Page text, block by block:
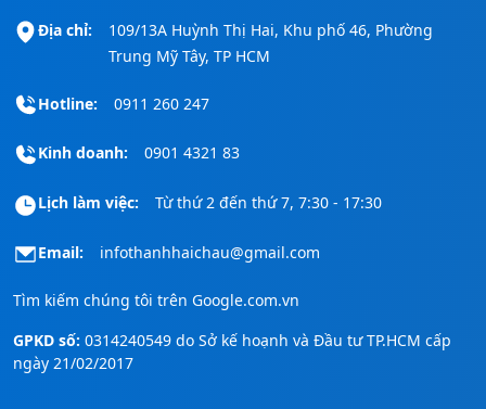
Địa chỉ:
109/13A Huỳnh Thị Hai, Khu phố 46, Phường
Trung Mỹ Tây, TP HCM
Hotline: 0911 260 247
Kinh doanh: 0901 4321 83
Lịch làm việc: Từ thứ 2 đến thứ 7, 7:30 - 17:30
Email: infothanhhaichau@gmail.com
Tìm kiếm chúng tôi trên Google.com.vn
GPKD số: 0314240549 do Sở kế hoạnh và Đầu tư TP.HCM cấp
ngày 21/02/2017